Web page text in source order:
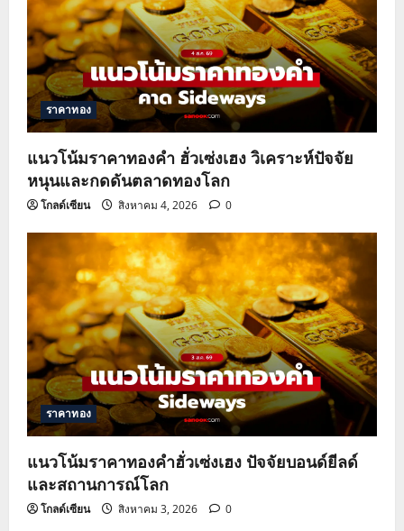
ราคาทอง
แนวโน้มราคาทองคำ ฮั่วเซ่งเฮง วิเคราะห์ปัจจัย
หนุนและกดดันตลาดทองโลก
โกลด์เซียน สิงหาคม 4, 2026 0
ราคาทอง
แนวโน้มราคาทองคำฮั่วเซ่งเฮง ปัจจัยบอนด์ยีลด์
และสถานการณ์โลก
โกลด์เซียน สิงหาคม 3, 2026 0